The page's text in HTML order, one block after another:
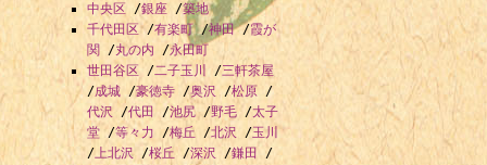
中央区 /銀座 /築地
千代田区 /有楽町/神田/霞が
関 /丸の内 /永田町
世田谷区 /二子玉川 /三軒茶屋
/成城 /豪徳寺 /奥沢 /松原 /
代沢 /代田 /池尻/野毛/太子
堂 /等々力 /梅丘 /北沢 /玉川
/上北沢 /桜丘 /深沢 /鎌田
/